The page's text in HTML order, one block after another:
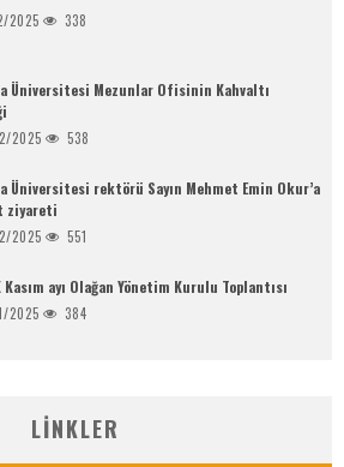
2025 338
Üniversitesi Mezunlar Ofisinin Kahvaltı
2025 538
Üniversitesi rektörü Sayın Mehmet Emin Okur’a
ziyareti
2025 551
Kasım ayı Olağan Yönetim Kurulu Toplantısı
2025 384
LINKLER